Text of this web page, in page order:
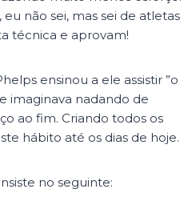
não sei, mas sei de atletas
técnica e aprovam!
ensinou a ele assistir ”o
imaginava nadando de
ao fim. Criando todos os
hábito até os dias de hoje.
no seguinte: